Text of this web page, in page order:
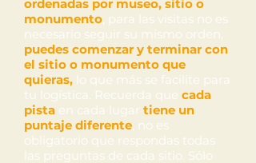
ordenadas por museo, sitio o
monumento, para las visitas no es
necesario seguir su mismo orden,
puedes comenzar y terminar con
el sitio o monumento que
quieras, lo que más se facilite para
tu logística. Recuerda que cada
pista en cada lugar tiene un
puntaje diferente, no es
obligatorio que respondas todas
las preguntas de cada sitio. Sólo